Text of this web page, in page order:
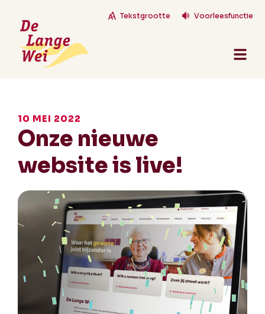
Tekstgrootte Voorleesfunctie
10 MEI 2022
Onze nieuwe
website is live!